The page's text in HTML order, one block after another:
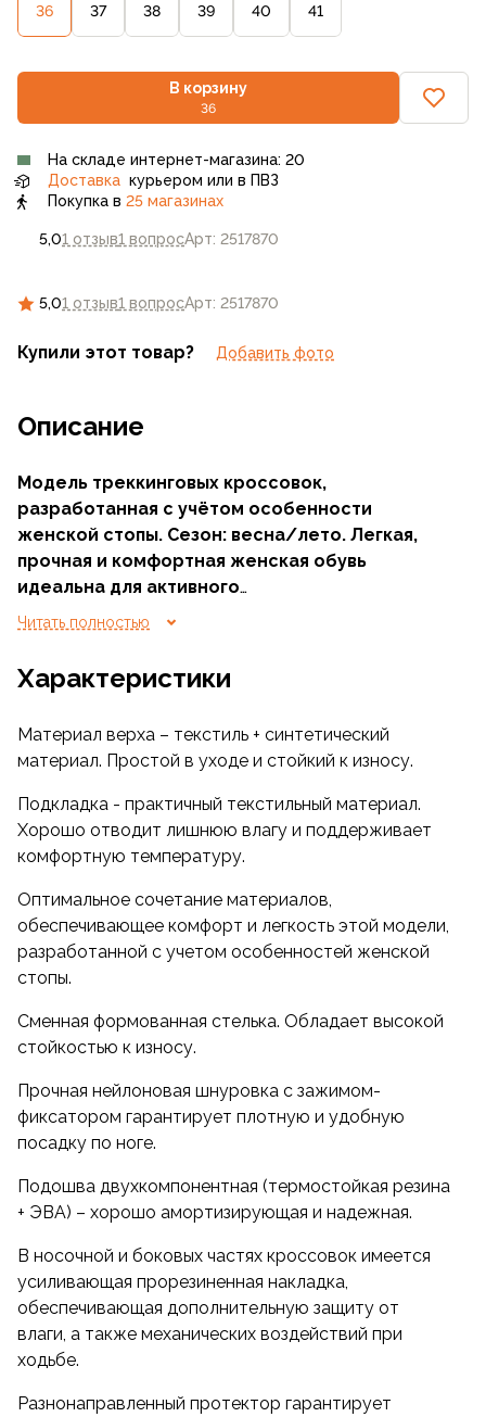
5,01 отзыв1 вопросАрт: 2517870
36 37 38 39 40 41
В корзину
36
5,01 отзыв1 вопросАрт: 2517870
На складе интернет-магазина: 20
Доставка курьером или в ПВЗ
Покупка в 25 магазинах
Купили этот товар? Добавить фото
Описание
Модель треккинговых кроссовок,
разработанная с учётом особенности
женской стопы. Сезон: весна/лето. Легкая,
прочная и комфортная женская обувь
идеальна для активного
времяпрепровождения как на открытом
Читать полностью
Характеристики
Материал верха – текстиль + синтетический
материал. Простой в уходе и стойкий к износу.
Подкладка - практичный текстильный материал.
Хорошо отводит лишнюю влагу и поддерживает
комфортную температуру.
Оптимальное сочетание материалов,
обеспечивающее комфорт и легкость этой модели,
разработанной с учетом особенностей женской
стопы.
Сменная формованная стелька. Обладает высокой
стойкостью к износу.
Прочная нейлоновая шнуровка с зажимом-
фиксатором гарантирует плотную и удобную
посадку по ноге.
Подошва двухкомпонентная (термостойкая резина
+ ЭВА) – хорошо амортизирующая и надежная.
В носочной и боковых частях кроссовок имеется
усиливающая прорезиненная накладка,
обеспечивающая дополнительную защиту от
влаги, а также механических воздействий при
ходьбе.
Разнонаправленный протектор гарантирует